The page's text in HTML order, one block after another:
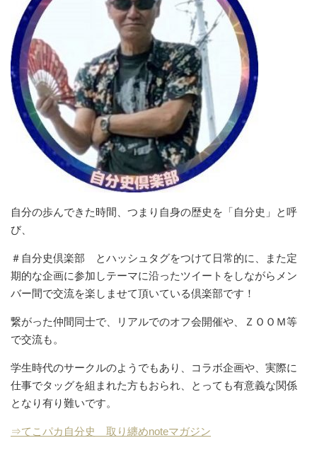
自分の歩んできた時間、つまり自身の歴史を「自分史」と呼
び、
＃自分史倶楽部 とハッシュタグをつけて日常的に、また定
期的な企画に参加しテーマに沿ったツイートをしながらメン
バー間で交流を楽しませて頂いている倶楽部です！
繋がった仲間同士で、リアルでのオフ会開催や、ＺＯＯＭ等
で交流も。
学生時代のサークルのようでもあり、コラボ企画や、実際に
仕事でタッグを組まれた方もおられ、とっても有意義な関係
となり有り難いです。
⇒てこパカ自分史 取り纏めnoteマガジン